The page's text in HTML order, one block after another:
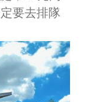
要去排隊